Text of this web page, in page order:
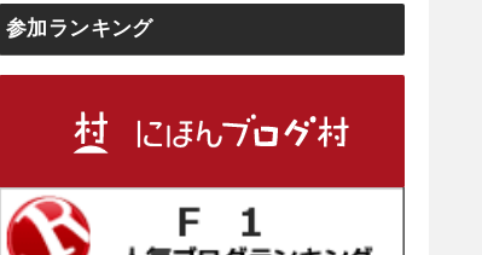
参加ランキング